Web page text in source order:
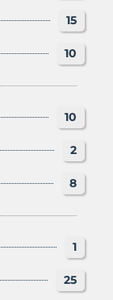
15
10
10
2
8
1
25